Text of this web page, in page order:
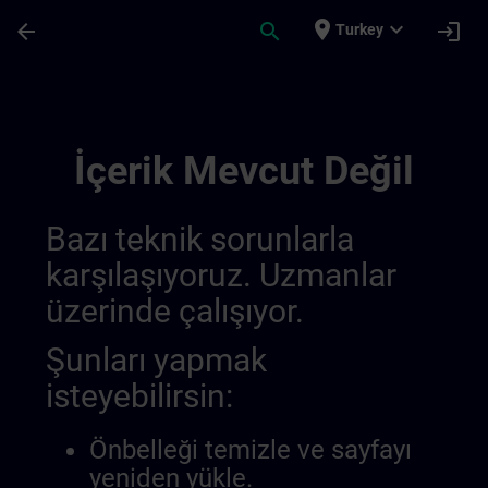
arrow_back search place Turkey expand_more login
İçerik Mevcut Değil
Bazı teknik sorunlarla
karşılaşıyoruz. Uzmanlar
üzerinde çalışıyor.
Şunları yapmak
isteyebilirsin:
Önbelleği temizle ve sayfayı
yeniden yükle.